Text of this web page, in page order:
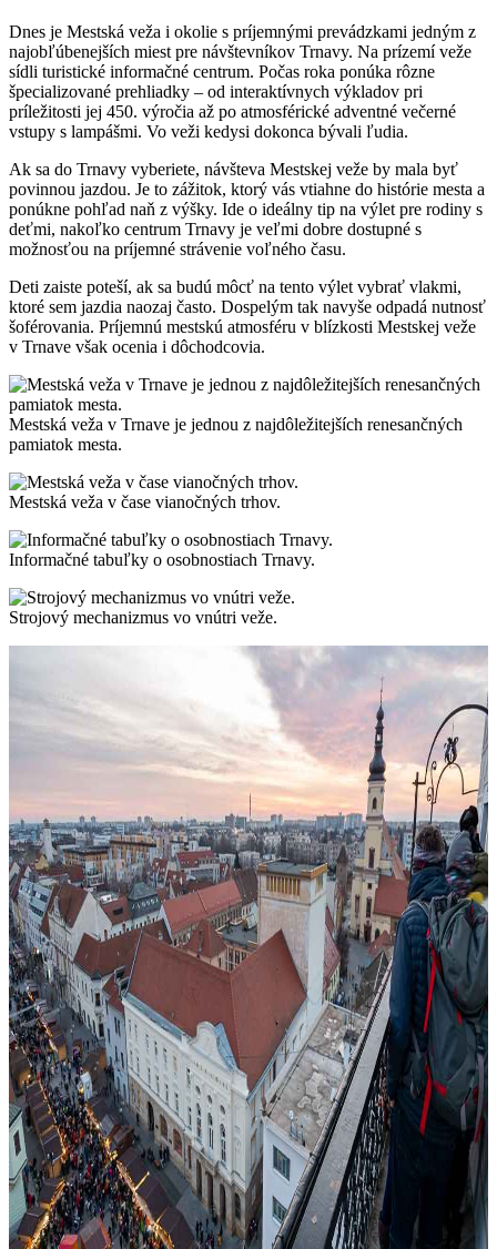
Dnes je Mestská veža i okolie s príjemnými prevádzkami jedným z
najobľúbenejších miest pre návštevníkov Trnavy. Na prízemí veže
sídli turistické informačné centrum. Počas roka ponúka rôzne
špecializované prehliadky – od interaktívnych výkladov pri
príležitosti jej 450. výročia až po atmosférické adventné večerné
vstupy s lampášmi. Vo veži kedysi dokonca bývali ľudia.
Ak sa do Trnavy vyberiete, návšteva Mestskej veže by mala byť
povinnou jazdou. Je to zážitok, ktorý vás vtiahne do histórie mesta a
ponúkne pohľad naň z výšky. Ide o ideálny tip na výlet pre rodiny s
deťmi, nakoľko centrum Trnavy je veľmi dobre dostupné s
možnosťou na príjemné strávenie voľného času.
Deti zaiste poteší, ak sa budú môcť na tento výlet vybrať vlakmi,
ktoré sem jazdia naozaj často. Dospelým tak navyše odpadá nutnosť
šoférovania. Príjemnú mestskú atmosféru v blízkosti Mestskej veže
v Trnave však ocenia i dôchodcovia.
Mestská veža v Trnave je jednou z najdôležitejších renesančných
pamiatok mesta.
Mestská veža v čase vianočných trhov.
Informačné tabuľky o osobnostiach Trnavy.
Strojový mechanizmus vo vnútri veže.